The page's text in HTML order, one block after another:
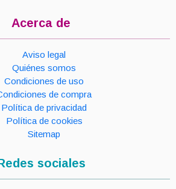
Acerca de
Aviso legal
Quiénes somos
Condiciones de uso
de compra
Política de privacidad
Política de cookies
Sitemap
sociales